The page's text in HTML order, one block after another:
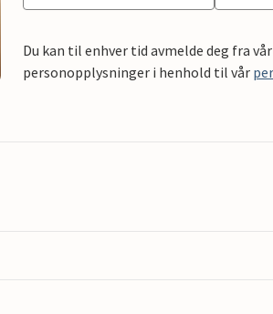
Du kan til enhver tid avmelde deg fra
personopplysninger i henhold til vår